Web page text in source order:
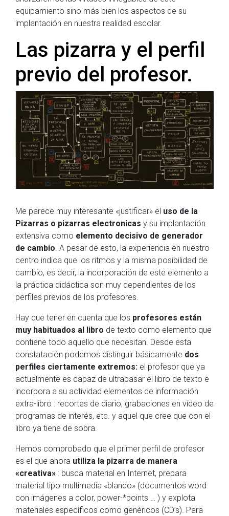
equipamiento sino más bien los aspectos de su
implantación en nuestra realidad escolar.
Las pizarra y el perfil
previo del profesor.
Me parece muy interesante «justificar» el uso de la
Pizarras o pizarras electronicas y su implantación
extensiva como elemento decisivo de generador
de cambio. A pesar de esto, la experiencia en nuestro
centro indica que los ritmos y la misma posibilidad de
cambio, es decir, la incorporación de este elemento a
la práctica didáctica son muy dependientes de los
perfiles previos de los profesores.
Hay que tener en cuenta que los profesores están
muy habituados al libro de texto como elemento que
contiene todo aquello que necesitan. Desde esta
constatación podemos distinguir básicamente dos
perfiles ciertamente extremos: el profesor que ya
actualmente es capaz de ultrapasar el libro de texto e
incorpora a su actividad elementos de información
extra-libro : recortes de diario, grabaciones en vídeo de
programas de interés, etc. y aquel que cree que con el
libro ya tiene de sobra.
Hemos comprobado que el primer perfil de profesor
es el que ahora utiliza la pizarra de manera
«creativa» : busca material en Internet, prepara
material tipo multimedia «blando» (documentos word
con imágenes a color, power-*points … ) y explota
materiales específicos como genéricos (CD’s). Para